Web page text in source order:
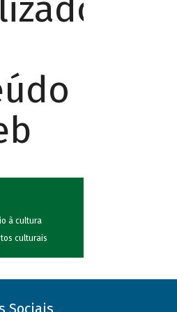
à cultura
culturais
Sociais